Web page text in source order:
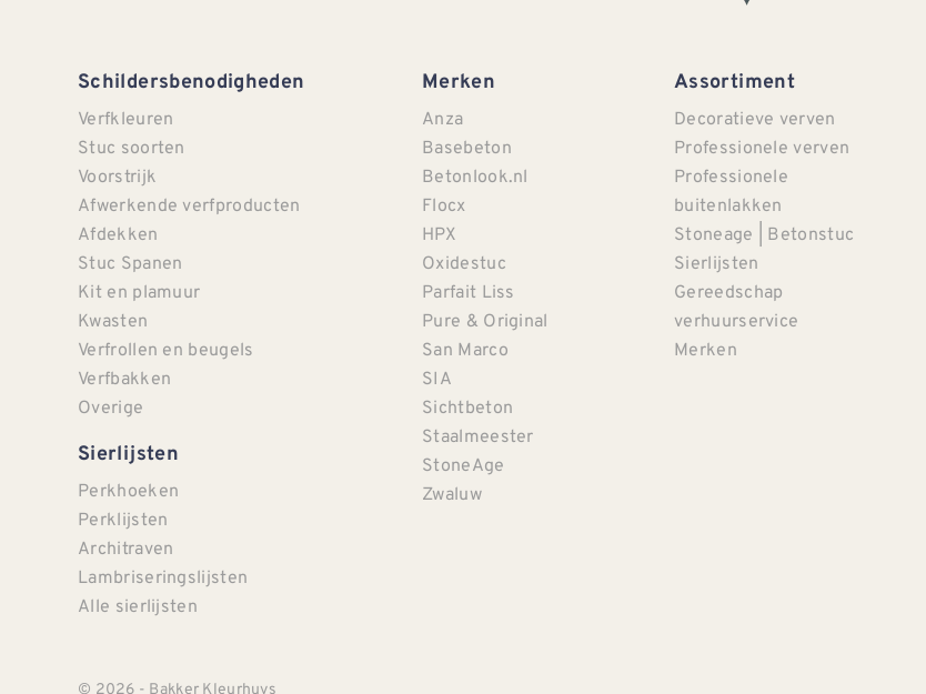
Schildersbenodigheden
Verfkleuren
Stuc soorten
Voorstrijk
Afwerkende verfproducten
Afdekken
Stuc Spanen
Kit en plamuur
Kwasten
Verfrollen en beugels
Verfbakken
Overige
Sierlijsten
Perkhoeken
Perklijsten
Architraven
Lambriseringslijsten
Alle sierlijsten
Merken
Anza
Basebeton
Betonlook.nl
Flocx
HPX
Oxidestuc
Parfait Liss
Pure & Original
San Marco
SIA
Sichtbeton
Staalmeester
StoneAge
Zwaluw
Assortiment
Decoratieve verven
Professionele verven
Professionele
buitenlakken
Stoneage | Betonstuc
Sierlijsten
Gereedschap
verhuurservice
Merken
© 2026 - Bakker Kleurhuys